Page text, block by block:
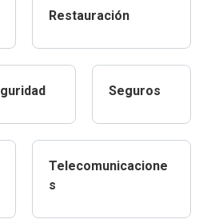
Restauración
Seguros
Telecomunicacione
s